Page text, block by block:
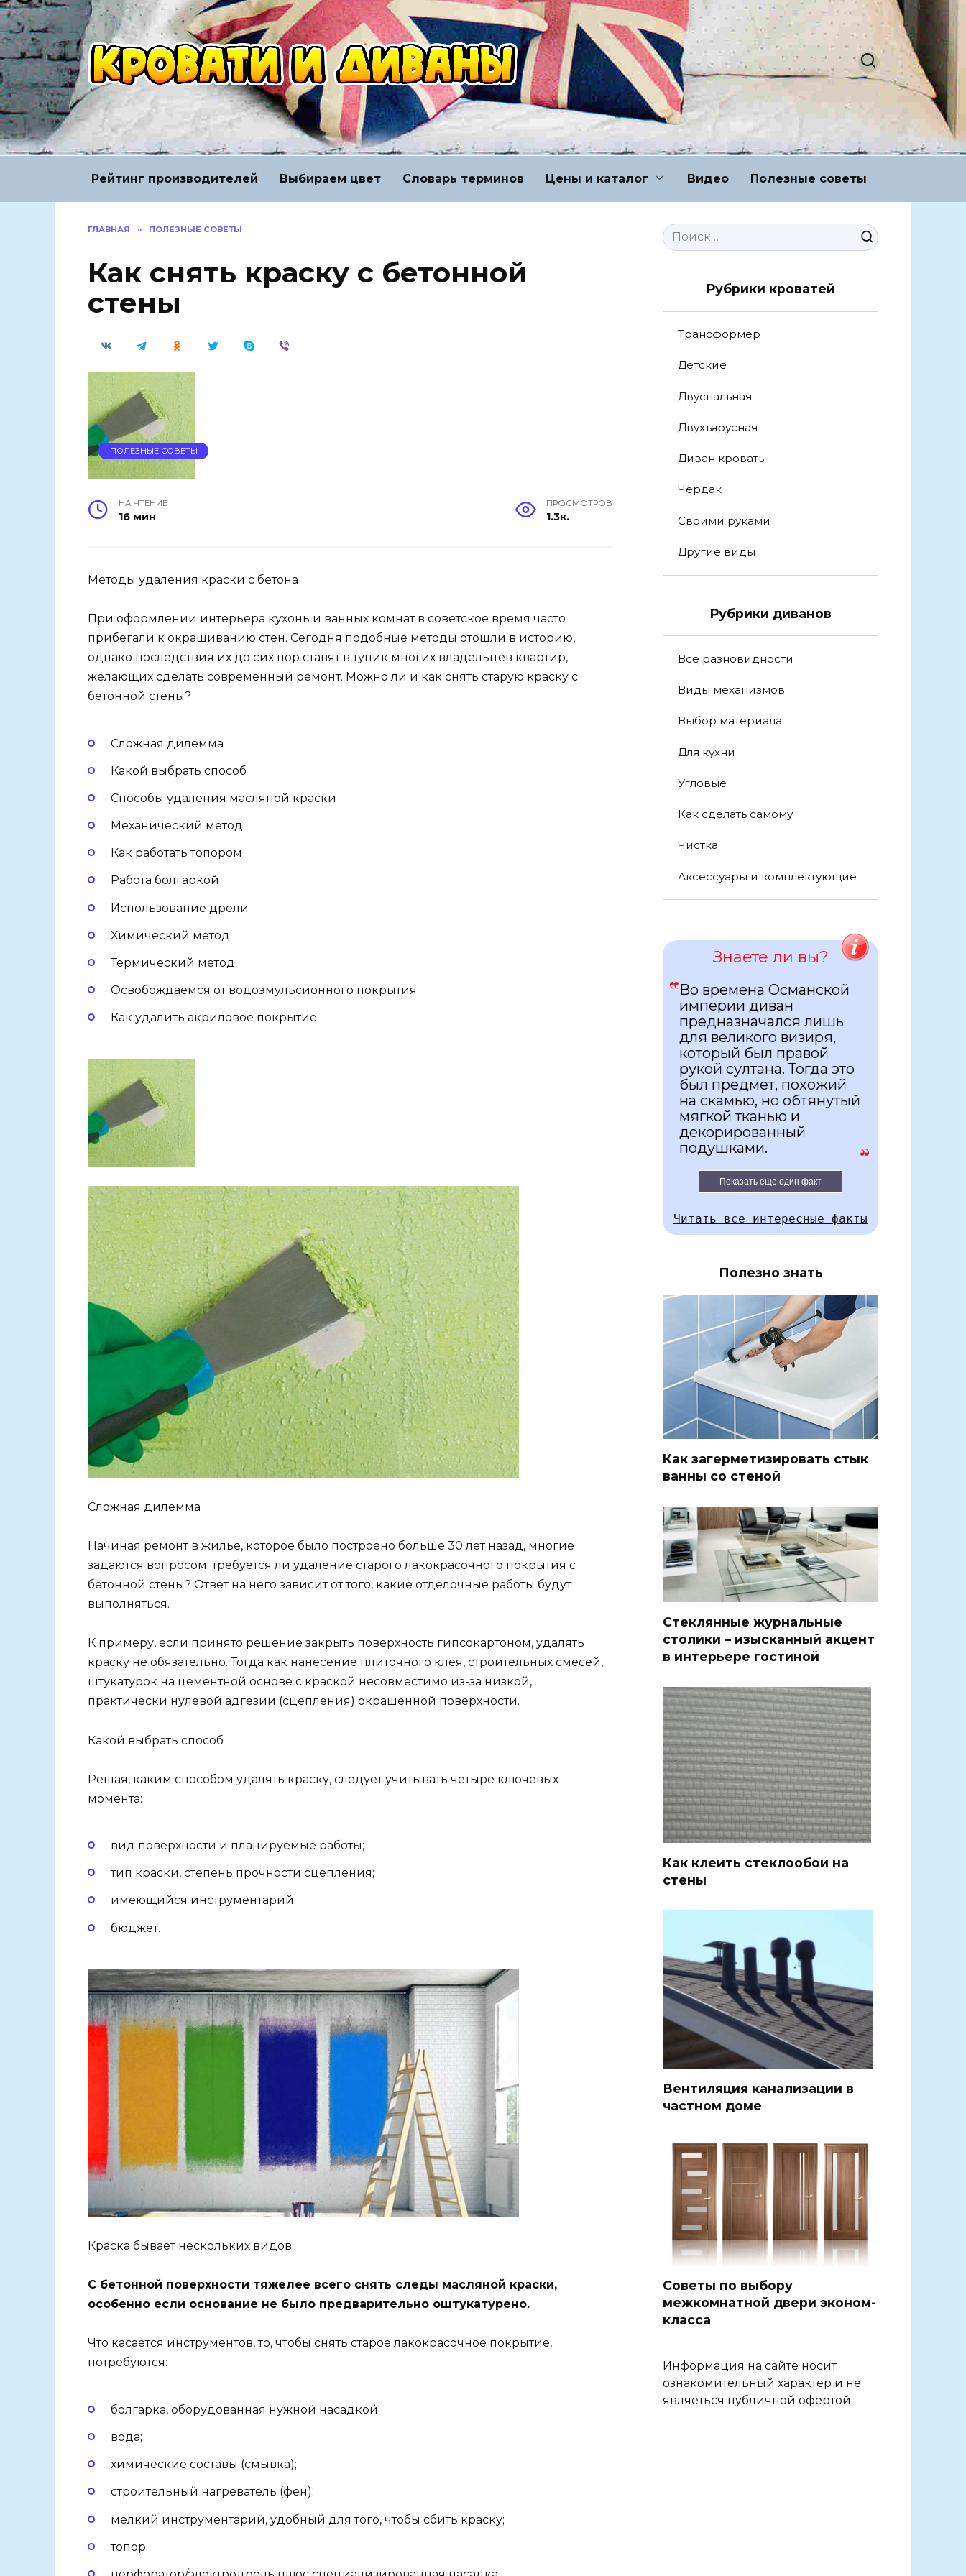
Перейти
к
содержанию
Рейтинг производителей Выбираем цвет Словарь терминов Цены и каталог Видео Полезные советы
ГЛАВНАЯ » ПОЛЕЗНЫЕ СОВЕТЫ
Как снять краску с бетонной
стены
ПОЛЕЗНЫЕ СОВЕТЫ
НА ЧТЕНИЕ
16 мин
ПРОСМОТРОВ
1.3к.
Методы удаления краски с бетона
При оформлении интерьера кухонь и ванных комнат в советское время часто
прибегали к окрашиванию стен. Сегодня подобные методы отошли в историю,
однако последствия их до сих пор ставят в тупик многих владельцев квартир,
желающих сделать современный ремонт. Можно ли и как снять старую краску с
бетонной стены?
Сложная дилемма
Какой выбрать способ
Способы удаления масляной краски
Механический метод
Как работать топором
Работа болгаркой
Использование дрели
Химический метод
Термический метод
Освобождаемся от водоэмульсионного покрытия
Как удалить акриловое покрытие
Сложная дилемма
Начиная ремонт в жилье, которое было построено больше 30 лет назад, многие
задаются вопросом: требуется ли удаление старого лакокрасочного покрытия с
бетонной стены? Ответ на него зависит от того, какие отделочные работы будут
выполняться.
К примеру, если принято решение закрыть поверхность гипсокартоном, удалять
краску не обязательно. Тогда как нанесение плиточного клея, строительных смесей,
штукатурок на цементной основе с краской несовместимо из-за низкой,
практически нулевой адгезии (сцепления) окрашенной поверхности.
Какой выбрать способ
Решая, каким способом удалять краску, следует учитывать четыре ключевых
момента:
вид поверхности и планируемые работы;
тип краски, степень прочности сцепления;
имеющийся инструментарий;
бюджет.
Краска бывает нескольких видов:
С бетонной поверхности тяжелее всего снять следы масляной краски,
особенно если основание не было предварительно оштукатурено.
Что касается инструментов, то, чтобы снять старое лакокрасочное покрытие,
потребуются:
болгарка, оборудованная нужной насадкой;
вода;
химические составы (смывка);
строительный нагреватель (фен);
мелкий инструментарий, удобный для того, чтобы сбить краску;
топор;
Search
for:
Рубрики кроватей
Трансформер
Детские
Двуспальная
Двухъярусная
Диван кровать
Чердак
Своими руками
Другие виды
Рубрики диванов
Все разновидности
Виды механизмов
Выбор материала
Для кухни
Угловые
Как сделать самому
Чистка
Аксессуары и комплектующие
Знаете ли вы?
Во времена Османской
империи диван
предназначался лишь
для великого визиря,
который был правой
рукой султана. Тогда это
был предмет, похожий
на скамью, но обтянутый
мягкой тканью и
декорированный
подушками.
Показать еще один факт
Читать все интересные факты
Полезно знать
Как загерметизировать стык
ванны со стеной
Стеклянные журнальные
столики – изысканный акцент
в интерьере гостиной
Как клеить стеклообои на
стены
Вентиляция канализации в
частном доме
Советы по выбору
межкомнатной двери эконом-
класса
Информация на сайте носит
ознакомительный характер и не
являеться публичной офертой.